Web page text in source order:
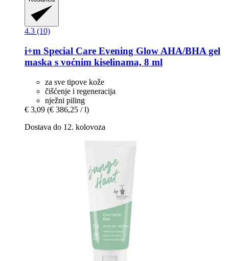
4.3 (10)
i+m Special Care Evening Glow AHA/BHA gel
maska s voćnim kiselinama, 8 ml
za sve tipove kože
čišćenje i regeneracija
nježni piling
€ 3,09 (€ 386,25 / l)
Dostava do 12. kolovoza